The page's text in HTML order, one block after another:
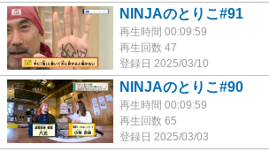
NINJAのとりこ#91
再生時間 00:09:59
再生回数 47
登録日 2025/03/10
NINJAのとりこ#90
再生時間 00:09:59
再生回数 65
登録日 2025/03/03